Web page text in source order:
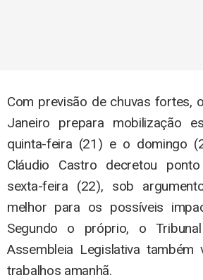
Com previsão de chuvas fortes,
Janeiro prepara mobilização
quinta-feira (21) e o domingo
Cláudio Castro decretou
sexta-feira (22), sob
melhor para os possíveis
Segundo o próprio, o
Assembleia Legislativa também
trabalhos amanhã.